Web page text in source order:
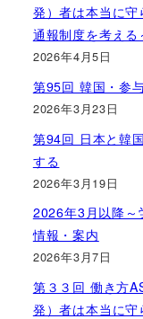
発）者は本当に
通報制度を考える
2026年4月5日
第95回 韓国・参
2026年3月23日
第94回 日本と韓
する
2026年3月19日
2026年3月以降～
情報・案内
2026年3月7日
第３３回 働き方
発）者は本当に